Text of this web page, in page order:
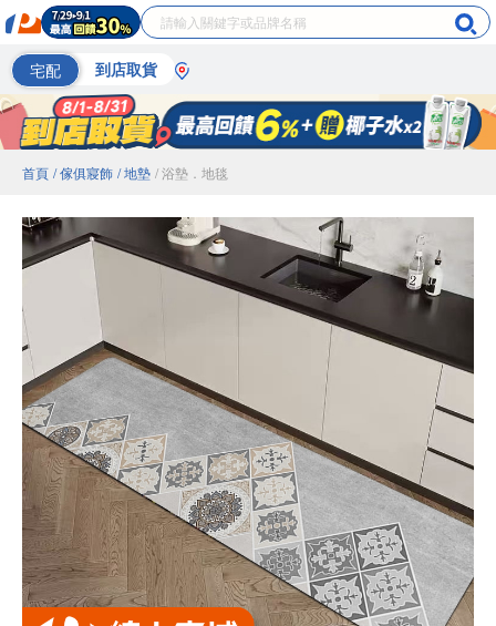
宅配 到店取貨
首頁 / 傢俱寢飾 / 地墊 / 浴墊．地毯